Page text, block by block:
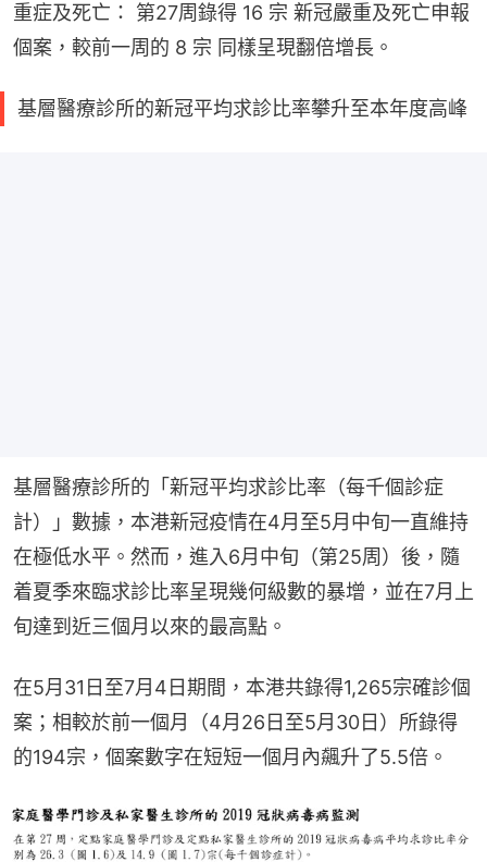
重症及死亡： 第27周錄得 16 宗 新冠嚴重及死亡申報
個案，較前一周的 8 宗 同樣呈現翻倍增長。
基層醫療診所的新冠平均求診比率攀升至本年度高峰
基層醫療診所的「新冠平均求診比率（每千個診症
計）」數據，本港新冠疫情在4月至5月中旬一直維持
在極低水平。然而，進入6月中旬（第25周）後，隨
着夏季來臨求診比率呈現幾何級數的暴增，並在7月上
旬達到近三個月以來的最高點。
在5月31日至7月4日期間，本港共錄得1,265宗確診個
案；相較於前一個月（4月26日至5月30日）所錄得
的194宗，個案數字在短短一個月內飆升了5.5倍。